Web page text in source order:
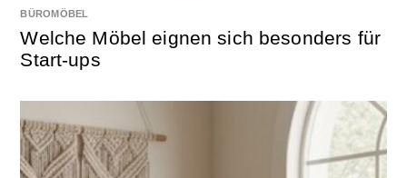
BÜROMÖBEL
Welche Möbel eignen sich besonders für
Start-ups